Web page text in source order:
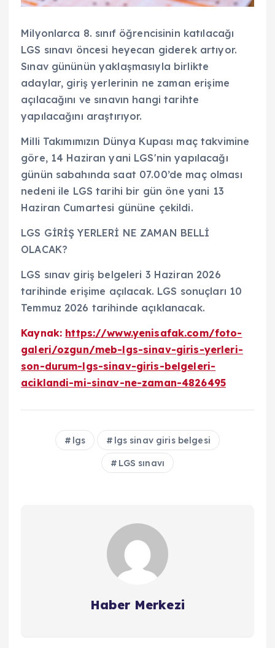
Milyonlarca 8. sınıf öğrencisinin katılacağı
LGS sınavı öncesi heyecan giderek artıyor.
Sınav gününün yaklaşmasıyla birlikte
adaylar, giriş yerlerinin ne zaman erişime
açılacağını ve sınavın hangi tarihte
yapılacağını araştırıyor.
Milli Takımımızın Dünya Kupası maç takvimine
göre, 14 Haziran yani LGS'nin yapılacağı
günün sabahında saat 07.00’de maç olması
nedeni ile LGS tarihi bir gün öne yani 13
Haziran Cumartesi gününe çekildi.
LGS GİRİŞ YERLERİ NE ZAMAN BELLİ
OLACAK?
LGS sınav giriş belgeleri 3 Haziran 2026
tarihinde erişime açılacak. LGS sonuçları 10
Temmuz 2026 tarihinde açıklanacak.
Kaynak: https://www.yenisafak.com/foto-
galeri/ozgun/meb-lgs-sinav-giris-yerleri-
son-durum-lgs-sinav-giris-belgeleri-
aciklandi-mi-sinav-ne-zaman-4826495
lgs lgs sinav giris belgesi
LGS sınavı
Haber Merkezi